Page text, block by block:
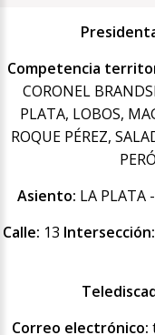
Competencia
CORONEL
PLATA, LOBOS,
ROQUE PÉREZ,
Asiento: LA PLATA
Calle: 13 Intersección:
Correo electrónico: